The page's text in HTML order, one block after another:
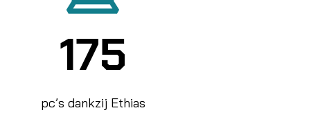
175
pc’s dankzij Ethias